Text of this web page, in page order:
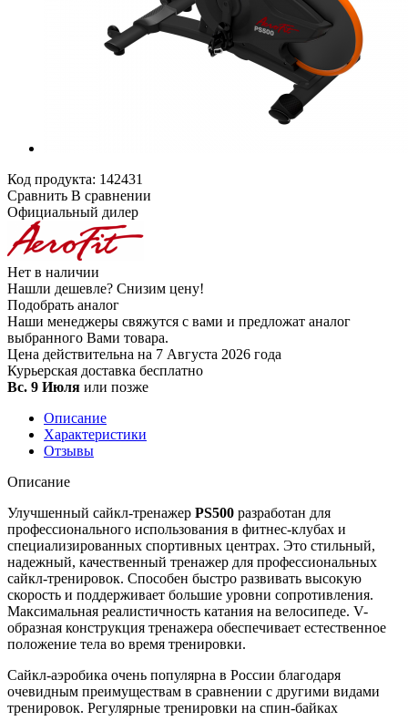
Код продукта: 142431
Сравнить В сравнении
Официальный дилер
Нет в наличии
Нашли дешевле? Снизим цену!
Подобрать аналог
Наши менеджеры свяжутся с вами и предложат аналог
выбранного Вами товара.
Цена действительна на 7 Августа 2026 года
Курьерская доставка бесплатно
Вс. 9 Июля или позже
Описание
Характеристики
Отзывы
Описание
Улучшенный сайкл-тренажер PS500 разработан для
профессионального использования в фитнес-клубах и
специализированных спортивных центрах. Это стильный,
надежный, качественный тренажер для профессиональных
сайкл-тренировок. Способен быстро развивать высокую
скорость и поддерживает большие уровни сопротивления.
Максимальная реалистичность катания на велосипеде. V-
образная конструкция тренажера обеспечивает естественное
положение тела во время тренировки.
Сайкл-аэробика очень популярна в России благодаря
очевидным преимуществам в сравнении с другими видами
тренировок. Регулярные тренировки на спин-байках